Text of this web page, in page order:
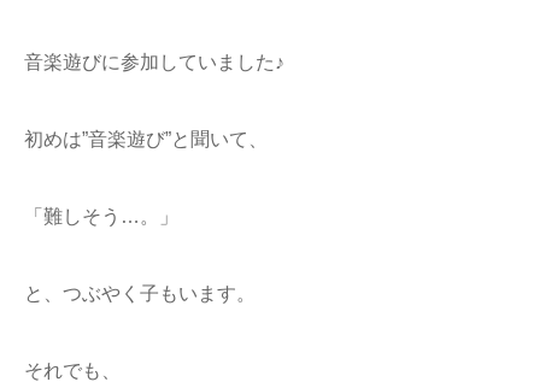
音楽遊びに参加していました♪
初めは”音楽遊び”と聞いて、
「難しそう…。」
と、つぶやく子もいます。
それでも、